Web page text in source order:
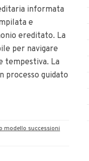
informata
e
ereditato. La
per navigare
tempestiva. La
processo guidato
modello successioni